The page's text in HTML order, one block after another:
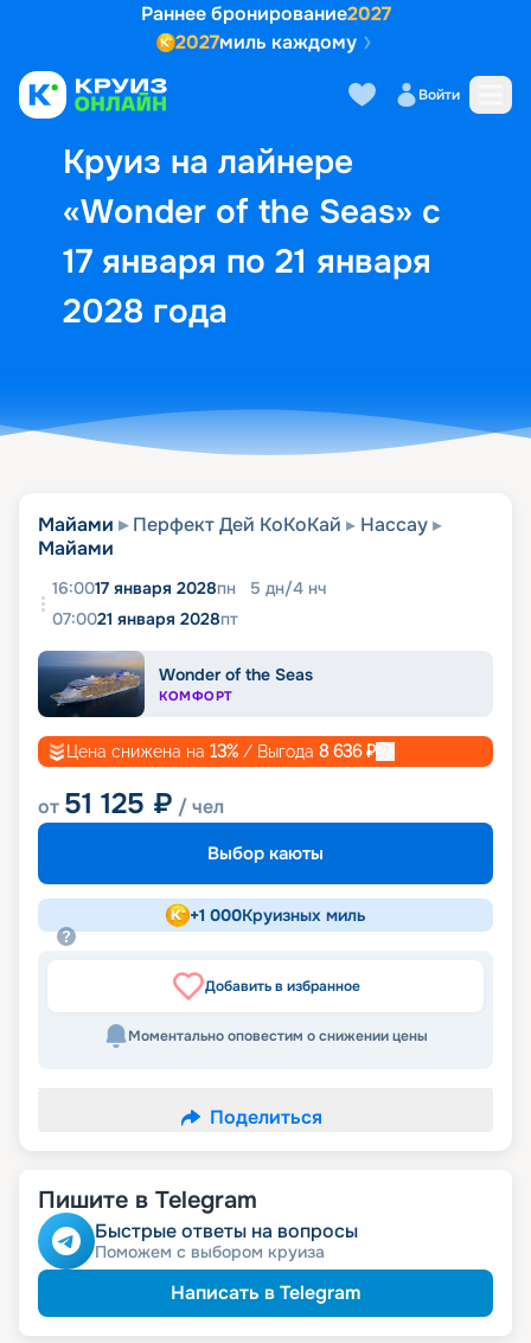
Раннее бронирование2027
2027миль каждому
Войти
Круиз на лайнере
«Wonder of the Seas» с
17 января по 21 января
2028 года
Выбор кают Маршрут и
Майами Перфект Дей КоКоКай
Нассау
Майами
16:0017 января 2028пн 5 дн/4 нч
07:0021 января 2028пт
Wonder of the Seas
КОМФОРТ
Цена снижена на 13% / Выгода 8 636₽
от 51 125 ₽ / чел
Выбор каюты
+1 000Круизных миль
Добавить в избранное
Моментально оповестим о снижении цены
Поделиться
Пишите в Telegram
Быстрые ответы на вопросы
Поможем с выбором круиза
Написать в Telegram